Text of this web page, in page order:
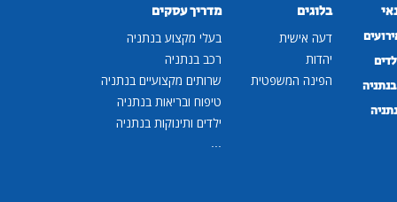
בלוגים
דעה אישית
יהדות
הפינה המשפטית
מדריך עסקים
בעלי מקצוע בנתניה
רכב בנתניה
שרותים מקצועיים בנתניה
טיפוח ובריאות בנתניה
ילדים ותינוקות בנתניה